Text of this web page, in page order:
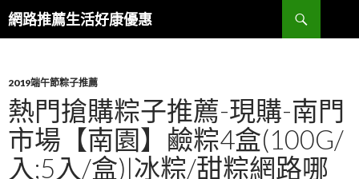
網路推薦生活好康優惠
搜
尋
要
內
容
區
2019端午節粽子推薦
熱門搶購粽子推薦-現購-南門
市場【南園】鹼粽4盒(100G/
入;5入/盒)|冰粽/甜粽網路哪